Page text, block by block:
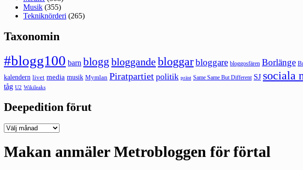
Musik (355)
Tekniknörderi (265)
Taxonomin
#blogg100 barn blogg bloggande bloggarbloggare bloggosfären Borlänge
kalendern livet media musik Mymlan Piratpartiet politik präst Same Same But Different SJ sociala
tåg U2 Wikileaks
Deepedition förut
Deepedition
Makan anmäler Metrobloggen för förtal